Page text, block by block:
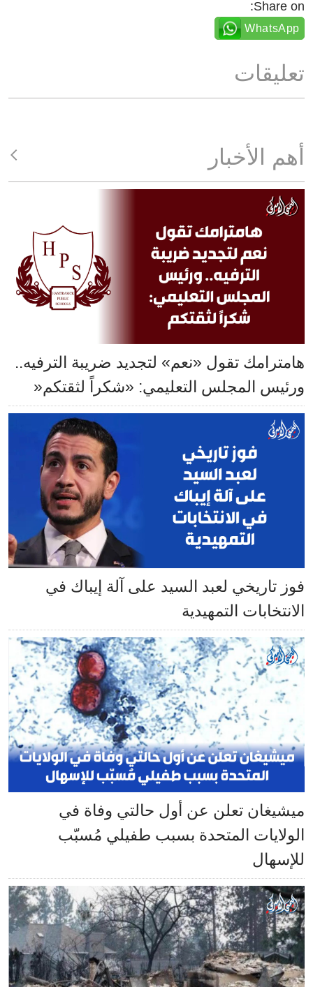
Share on:
WhatsApp
تعليقات
أهم الأخبار
هامترامك تقول «نعم» لتجديد ضريبة الترفيه..
ورئيس المجلس التعليمي: «شكراً لثقتكم«
فوز تاريخي لعبد السيد على آلة إيباك في
الانتخابات التمهيدية
ميشيغان تعلن عن أول حالتي وفاة في
الولايات المتحدة بسبب طفيلي مُسبّب
للإسهال